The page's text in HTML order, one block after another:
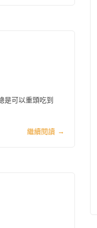
是可以重頭吃到
繼續閱讀 →